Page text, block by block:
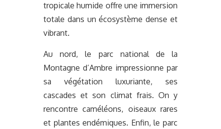
tropicale humide offre une immersion
totale dans un écosystème dense et
vibrant.
Au nord, le parc national de la
Montagne d’Ambre impressionne par
sa végétation luxuriante, ses
cascades et son climat frais. On y
rencontre caméléons, oiseaux rares
et plantes endémiques. Enfin, le parc